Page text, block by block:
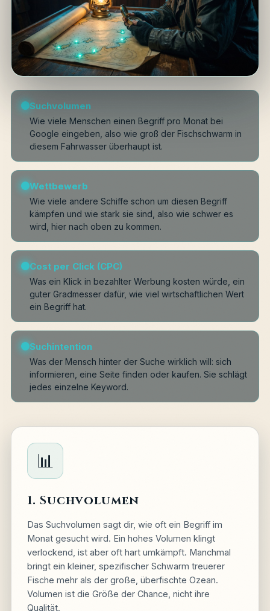
Suchvolumen
Wie viele Menschen einen Begriff pro Monat bei
Google eingeben, also wie groß der Fischschwarm in
diesem Fahrwasser überhaupt ist.
Wettbewerb
Wie viele andere Schiffe schon um diesen Begriff
kämpfen und wie stark sie sind, also wie schwer es
wird, hier nach oben zu kommen.
Cost per Click (CPC)
Was ein Klick in bezahlter Werbung kosten würde, ein
guter Gradmesser dafür, wie viel wirtschaftlichen Wert
ein Begriff hat.
Suchintention
Was der Mensch hinter der Suche wirklich will: sich
informieren, eine Seite finden oder kaufen. Sie schlägt
jedes einzelne Keyword.
📊
1. Suchvolumen
Das Suchvolumen sagt dir, wie oft ein Begriff im
Monat gesucht wird. Ein hohes Volumen klingt
verlockend, ist aber oft hart umkämpft. Manchmal
bringt ein kleiner, spezifischer Schwarm treuerer
Fische mehr als der große, überfischte Ozean.
Volumen ist die Größe der Chance, nicht ihre
Qualität.